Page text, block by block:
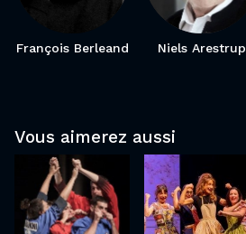
François Berleand Niels Arestrup
Vous aimerez aussi
Ligue
d'Improvisation
de Marcq-en-
Barœul
mariée
1957